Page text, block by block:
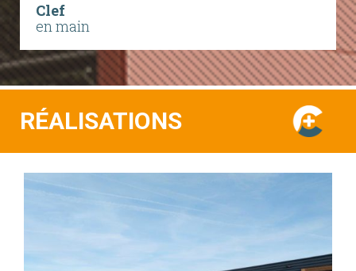
Clef
en main
RÉALISATIONS